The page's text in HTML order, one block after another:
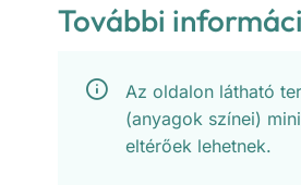
További
Az oldalon látható
(anyagok színei)
eltérőek lehetnek.